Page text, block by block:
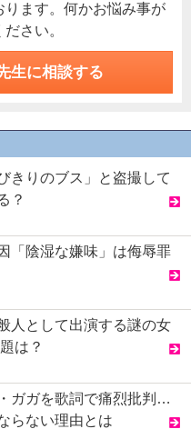
ます。何かお悩み事が
さい。
生に相談する
きりのブス」と盗撮して
？
「陰湿な嫌味」は侮辱罪
人として出演する謎の女
は？
ガガを歌詞で痛烈批判…
らない理由とは